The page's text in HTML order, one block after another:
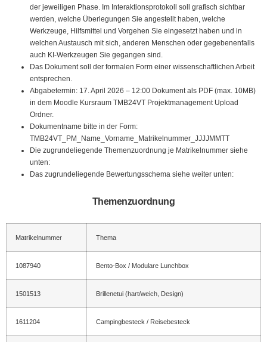
der jeweiligen Phase. Im Interaktionsprotokoll soll grafisch sichtbar
werden, welche Überlegungen Sie angestellt haben, welche
Werkzeuge, Hilfsmittel und Vorgehen Sie eingesetzt haben und in
welchen Austausch mit sich, anderen Menschen oder gegebenenfalls
auch KI-Werkzeugen Sie gegangen sind.
Das Dokument soll der formalen Form einer wissenschaftlichen Arbeit
entsprechen.
Abgabetermin: 17. April 2026 – 12:00 Dokument als PDF (max. 10MB)
in dem Moodle Kursraum TMB24VT Projektmanagement Upload
Ordner.
Dokumentname bitte in der Form:
TMB24VT_PM_Name_Vorname_Matrikelnummer_JJJJMMTT
Die zugrundeliegende Themenzuordnung je Matrikelnummer siehe
unten:
Das zugrundeliegende Bewertungsschema siehe weiter unten:
Themenzuordnung
Matrikelnummer Thema
1087940 Bento-Box / Modulare Lunchbox
1501513 Brillenetui (hart/weich, Design)
1611204 Campingbesteck / Reisebesteck